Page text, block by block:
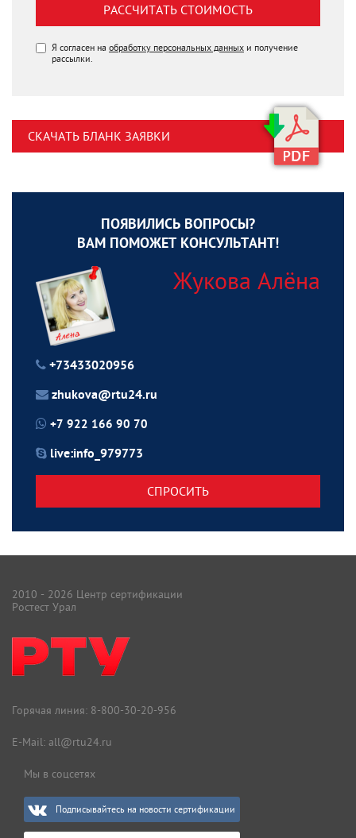
РАССЧИТАТЬ СТОИМОСТЬ
Я согласен на обработку персональных данных и получение
рассылки.
СКАЧАТЬ БЛАНК ЗАЯВКИ
ПОЯВИЛИСЬ ВОПРОСЫ?
ВАМ ПОМОЖЕТ КОНСУЛЬТАНТ!
Жукова Алёна
+73433020956
zhukova@rtu24.ru
+7 922 166 90 70
live:info_979773
СПРОСИТЬ
2010 - 2026 Центр сертификации
Ростест Урал
Горячая линия: 8-800-30-20-956
E-Mail: all@rtu24.ru
Мы в соцсетях
Подписывайтесь на новости сертификации